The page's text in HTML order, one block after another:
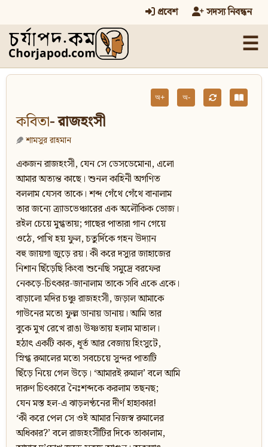
প্রবেশ সদস্য নিবন্ধন
☰
অ+ অ-
কবিতা- রাজহংসী
শামসুর রাহমান
একজন রাজহংসী, যেন সে ডেসডেমোনা, এলো
আমার অত্যন্ত কাছে। শুনল কাহিনী অগণিত
বললাম যেসব তাকে। শব্দ গেঁথে গেঁথে বানালাম
তার জন্যে ত্র্যাডভেঞ্চারের এক অলৌকিক ভোজ।
রইল চেয়ে মুগ্ধতায়; গাছের পাতারা গান গেয়ে
ওঠে, পাখি হয় ফুল, চতুর্দিকে গহন উদ্যান
বহু জায়গা জুড়ে রয়। কী করে দস্যুর জাহাজের
নিশান ছিঁড়েছি কিংবা শুনেছি সমুদ্রে বরফের
নেকড়ে-চিৎকার-জানালাম তাকে সবি একে একে।
বাড়ালো মদির চঞ্চু রাজহংসী, জড়াল আমাকে
গাউনের মতো ফুল্ল ডানায় ডানায়। আমি তার
বুকে মুখ রেখে রাঙা উষ্ণতায় হলাম মাতাল।
হঠাৎ একটি কাক, ধূর্ত আর বেজায় হিংসুটে,
স্নিগ্ধ রুমালের মতো সবচেয়ে সুন্দর পাতাটি
ছিঁড়ে নিয়ে গেল উড়ে। ‘আমারই রুমাল’ বলে আমি
দারুণ চিৎকারে নৈঃশব্দকে করলাম তছনছ;
যেন মস্ত হল-এ ঝাড়লণ্ঠনের দীর্ণ হাহাকার!
‘কী করে পেল সে ওই আমার নিজস্ব রুমালের
অধিকার?’ বলে রাজহংসীটির দিকে তাকালাম,